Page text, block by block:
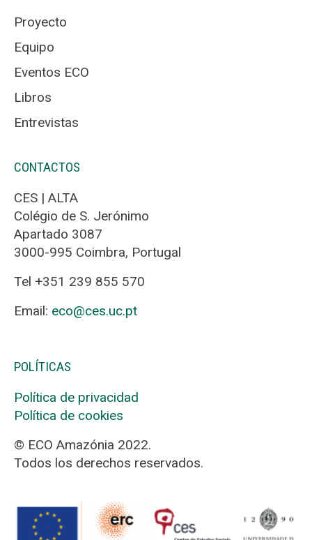
Proyecto
Equipo
Eventos ECO
Libros
Entrevistas
CONTACTOS
CES | ALTA
Colégio de S. Jerónimo
Apartado 3087
3000-995 Coimbra, Portugal
Tel +351 239 855 570
Email: eco@ces.uc.pt
POLÍTICAS
Política de privacidad
Política de cookies
© ECO Amazónia 2022.
Todos los derechos reservados.